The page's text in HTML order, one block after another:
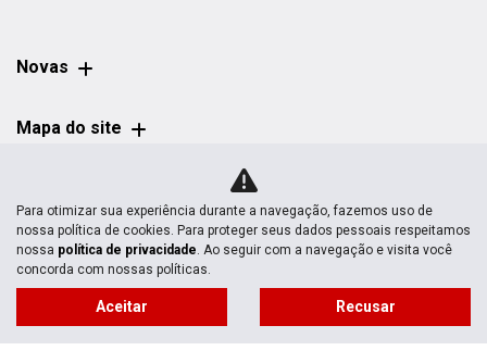
Novas
Mapa do site
No trânsito, enxergar o outro salva vidas.
Para otimizar sua experiência durante a navegação, fazemos uso de
nossa política de cookies. Para proteger seus dados pessoais respeitamos
nossa política de privacidade. Ao seguir com a navegação e visita você
concorda com nossas políticas.
Aceitar Recusar